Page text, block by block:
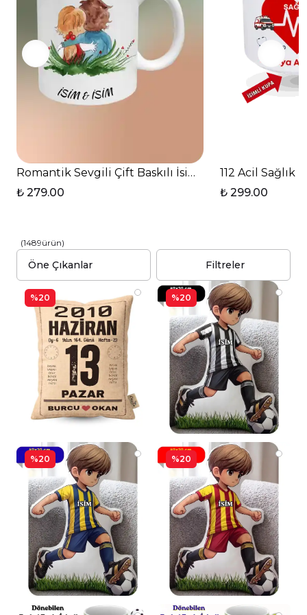
Romantik Sevgili Çift Baskılı İsimli Kupa Bardak Çay
₺ 279.00
112 Acil Sağlık
₺ 299.00
(1489ürün)
Filtreler
%20 %20
%20 %20